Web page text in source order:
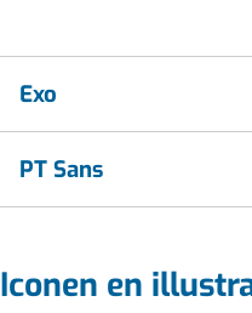
Exo
PT Sans
Iconen en